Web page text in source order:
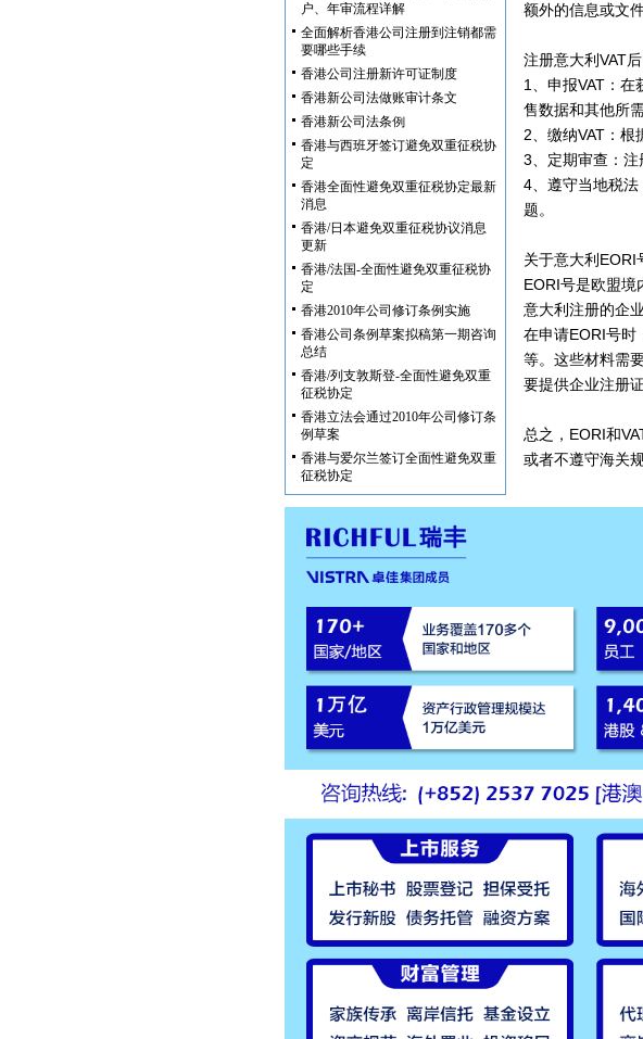
户、年审流程详解
全面解析香港公司注册到注销都需
要哪些手续
香港公司注册新许可证制度
香港新公司法做账审计条文
香港新公司法条例
香港与西班牙签订避免双重征税协
定
香港全面性避免双重征税协定最新
消息
香港/日本避免双重征税协议消息
更新
香港/法国-全面性避免双重征税协
定
香港2010年公司修订条例实施
香港公司条例草案拟稿第一期咨询
总结
香港/列支敦斯登-全面性避免双重
征税协定
香港立法会通过2010年公司修订条
例草案
香港与爱尔兰签订全面性避免双重
征税协定
额外的信息或文
注册意大利VAT
1、申报VAT：在
售数据和其他所需
2、缴纳VAT：根
3、定期审查：注
4、遵守当地税
题。
关于意大利EORI
EORI号是欧盟境
意大利注册的企
在申请EORI号时
等。这些材料需
要提供企业注册
总之，EORI和
或者不遵守海关